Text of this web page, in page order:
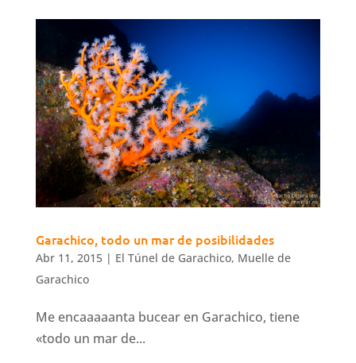
Garachico, todo un mar de posibilidades
Abr 11, 2015| El Túnel de Garachico, Muelle de
Garachico
Me encaaaaanta bucear en Garachico, tiene
«todo un mar de...